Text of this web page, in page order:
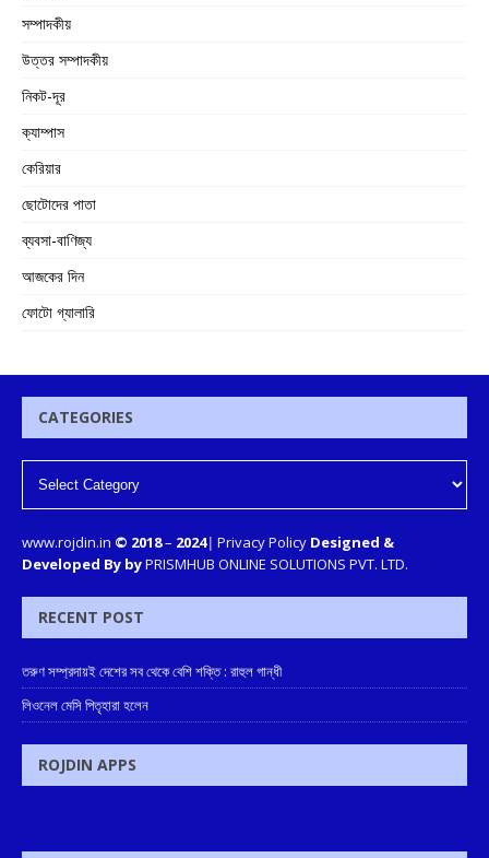
সম্পাদকীয়
উত্তর সম্পাদকীয়
নিকট-দূর
ক্যাম্পাস
কেরিয়ার
ছোটোদের পাতা
ব্যবসা-বাণিজ্য
আজকের দিন
ফোটো গ্যালারি
CATEGORIES
www.rojdin.in © 2018– 2024| Privacy Policy Designed &
Developed By byPRISMHUB ONLINE SOLUTIONS PVT. LTD.
RECENT POST
তরুণ সম্প্রদায়ই দেশের সব থেকে বেশি শক্তি : রাহুল গান্ধী
লিওনেল মেসি পিতৃহারা হলেন
ROJDIN APPS